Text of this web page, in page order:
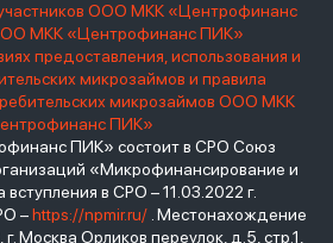
участников ООО МКК «Центрофинанс
МКК «Центрофинанс ПИК»
предоставления, использования и
микрозаймов и правила
микрозаймов ООО МКК
ПИК»
ПИК» состоит в СРО Союз
«Микрофинансирование и
в СРО – 11.03.2022 г.
–https://npmir.ru/. Местонахождение
Москва Орликов переулок, д.5, стр.1,